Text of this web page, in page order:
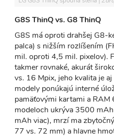
G8S ThinQ vs. G8 ThinQ
G8S má oproti drahšej G8-
palca) s nižším rozlíšením
mil. oproti 4,5 mil. pixelov).
takmer rovnaké, akurát
vs. 16 Mpix, jeho kvalita je
modely ponúkajú interné
pamäťovými kartami a RAM
modeloch ukrýva 3500
mAh viac), mrzí ma
77 vs. 72 mm) a hlavne